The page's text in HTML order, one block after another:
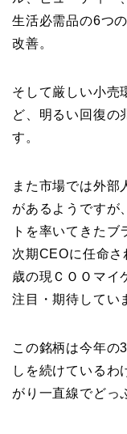
生活必需品の6つ
改善。
そして厳しい小売
ど、明るい回復の
す。
また市場では外部
があるようですが
トを率いてきた
次期CEOに任命
歳の現ＣＯＯマイ
注目・期待してい
この銘柄は今年の
しを続けているわ
がり一直線でどっ